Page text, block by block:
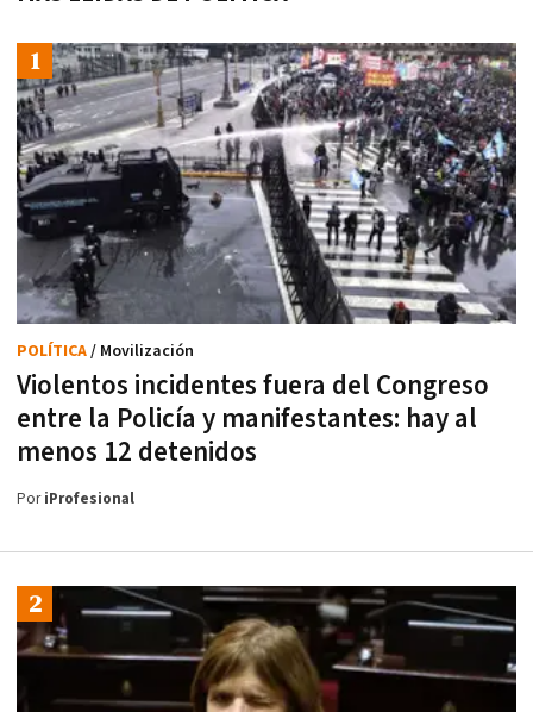
Violentos incidentes fuera del Congreso
entre la Policía y manifestantes: hay al
menos 12 detenidos
POLÍTICA/ Movilización
PoriProfesional